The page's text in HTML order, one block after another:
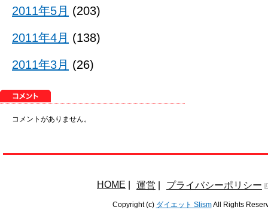
2011年5月 (203)
2011年4月 (138)
2011年3月 (26)
コメントがありません。
HOME 運営 プライバシーポリシー
Copyright (c) ダイエット SlismAll Rights